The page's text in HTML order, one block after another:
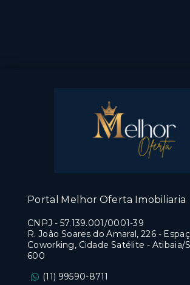
Portal Melhor Oferta Imobiliaria
CNPJ - 57.139.001/0001-39
R. João Soares do Amaral, 226 -
Coworking, Cidade Satélite - Atibaia/
600
(11) 99590-8711